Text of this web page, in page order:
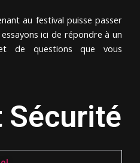
au festival puisse passer
ici de répondre à un
et de questions que vous
Sécurité